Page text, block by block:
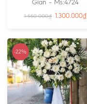
Gian – Ms:4724
1.550.000₫ 1.300.000₫
-22%